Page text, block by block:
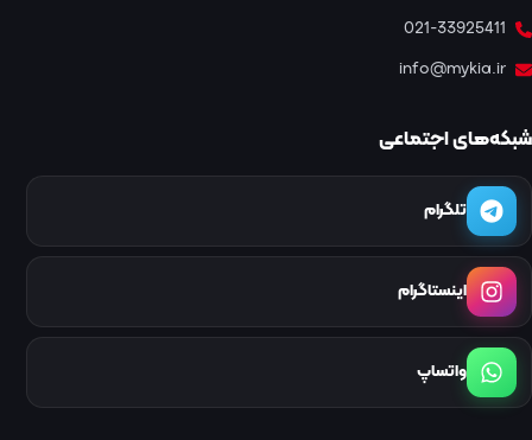
021-33925411
info@mykia.ir
شبکه‌های اجتماعی
تلگرام
اینستاگرام
واتساپ